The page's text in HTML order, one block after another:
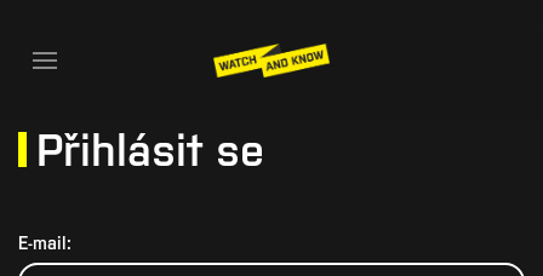
Přihlásit se
E-mail: